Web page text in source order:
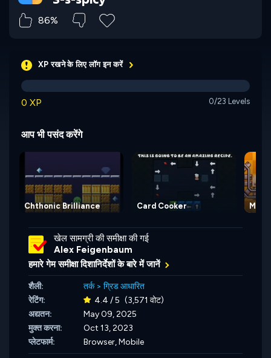
86%
XP रखने के लिए लॉग इन करें
0 XP 0/23 Levels
आप भी पसंद करेंगे
Chthonic Brilliance Card Cooker
खेल सामग्री की समीक्षा की गई
Alex Feigenbaum
हमारे गेम समीक्षा दिशानिर्देशों के बारे में जानें
शैली: तर्क> ग्रिड आधारित
रेटिंग:
4.4 / 5 (3,571 वोट)
अद्यतन:
May 09, 2025
मुक्त करना:
Oct 13, 2023
प्लेटफार्म:
Browser, Mobile